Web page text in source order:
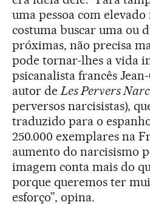
uma pessoa com
costuma buscar uma ou
próximas, não precisa
pode tornar-lhes a vida
psicanalista francês
autor de Les Pervers
perversos narcisistas),
traduzido para o
250.000 exemplares na
aumento do narcisismo
imagem conta mais do
porque queremos ter
esforço”, opina.